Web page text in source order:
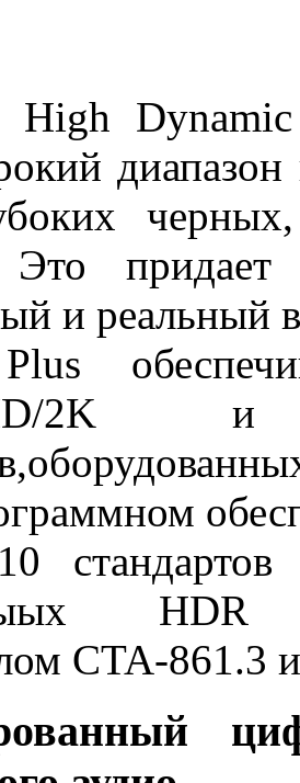
Dynamic
Это
и реальный
стандартов
HDR
CTA-861.3